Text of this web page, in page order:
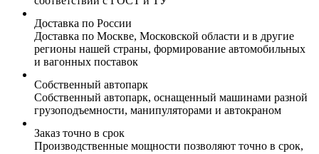
Доставка по России
Доставка по Москве, Московской области и в другие
регионы нашей страны, формирование автомобильных
и вагонных поставок
Собственный автопарк
Собственный автопарк, оснащенный машинами разной
грузоподъемности, манипуляторами и автокраном
Заказ точно в срок
Производственные мощности позволяют точно в срок,